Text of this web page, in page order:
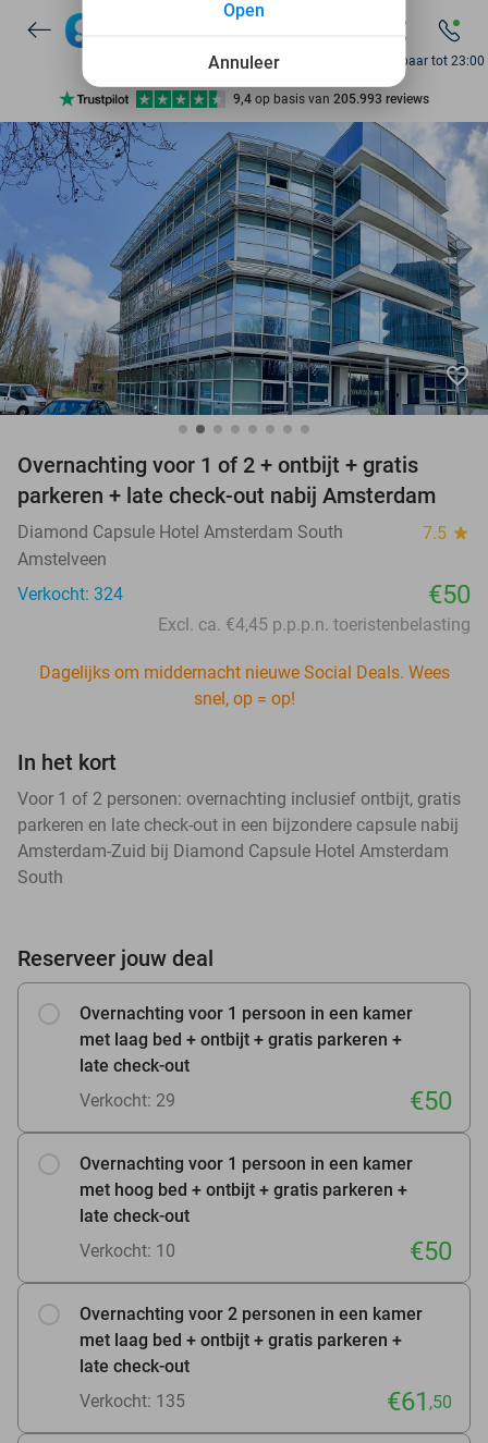
7 dagen per week beschikbaar
10+ miljoen leden
9,4 op basis van 205.993 reviews
Ontdek 15.000+ deals
7 dagen per week beschikbaar
10+ miljoen leden
Bereikbaar tot 23:00
favorite_border
Overnachting voor 1 of 2 + ontbijt + gratis
parkeren + late check-out nabij Amsterdam
Diamond Capsule Hotel Amsterdam South 7.5 star
Amstelveen
Verkocht: 324
€50
Excl. ca. €4,45 p.p.p.n. toeristenbelasting
Dagelijks om middernacht nieuwe Social Deals. Wees
snel, op = op!
In het kort
Voor 1 of 2 personen: overnachting inclusief ontbijt, gratis
parkeren en late check-out in een bijzondere capsule nabij
Amsterdam-Zuid bij Diamond Capsule Hotel Amsterdam
South
Reserveer jouw deal
Overnachting voor 1 persoon in een kamer
met laag bed + ontbijt + gratis parkeren +
late check-out
Verkocht: 29
€50
Overnachting voor 1 persoon in een kamer
met hoog bed + ontbijt + gratis parkeren +
late check-out
Verkocht: 10
€50
Overnachting voor 2 personen in een kamer
met laag bed + ontbijt + gratis parkeren +
late check-out
Verkocht: 135
€61 ,50
Annuleer
Open